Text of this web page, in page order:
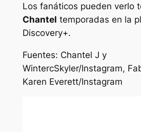
Los fanáticos pueden verlo
Chantel temporadas en la
Discovery+.
Fuentes: Chantel J y
WintercSkyler/Instagram,
Karen Everett/Instagram